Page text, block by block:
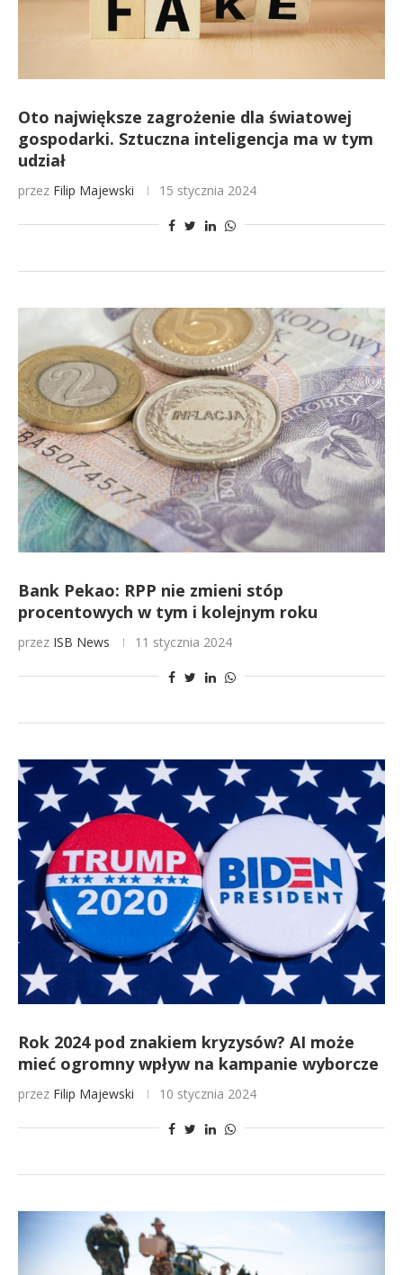
Oto największe zagrożenie dla światowej
gospodarki. Sztuczna inteligencja ma w tym
udział
przez Filip Majewski 15 stycznia 2024
Bank Pekao: RPP nie zmieni stóp
procentowych w tym i kolejnym roku
przez ISB News 11 stycznia 2024
Rok 2024 pod znakiem kryzysów? AI może
mieć ogromny wpływ na kampanie wyborcze
przez Filip Majewski 10 stycznia 2024